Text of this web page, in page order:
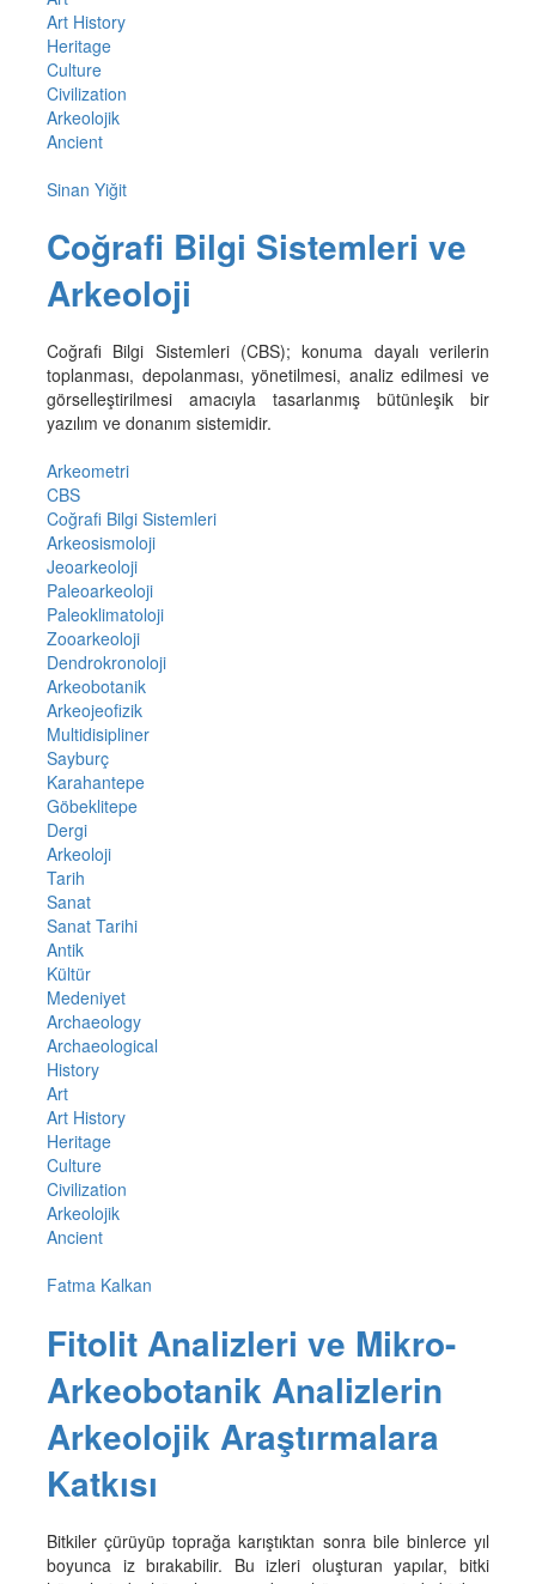
Art History
Heritage
Culture
Civilization
Arkeolojik
Ancient
Sinan Yiğit
Coğrafi Bilgi Sistemleri ve
Arkeoloji
Coğrafi Bilgi Sistemleri (CBS); konuma dayalı verilerin
toplanması, depolanması, yönetilmesi, analiz edilmesi ve
görselleştirilmesi amacıyla tasarlanmış bütünleşik bir
yazılım ve donanım sistemidir.
Arkeometri
CBS
Coğrafi Bilgi Sistemleri
Arkeosismoloji
Jeoarkeoloji
Paleoarkeoloji
Paleoklimatoloji
Zooarkeoloji
Dendrokronoloji
Arkeobotanik
Arkeojeofizik
Multidisipliner
Sayburç
Karahantepe
Göbeklitepe
Dergi
Arkeoloji
Tarih
Sanat
Sanat Tarihi
Antik
Kültür
Medeniyet
Archaeology
Archaeological
History
Art
Art History
Heritage
Culture
Civilization
Arkeolojik
Ancient
Fatma Kalkan
Fitolit Analizleri ve Mikro-
Arkeobotanik Analizlerin
Arkeolojik Araştırmalara
Katkısı
Bitkiler çürüyüp toprağa karıştıktan sonra bile binlerce yıl
boyunca iz bırakabilir. Bu izleri oluşturan yapılar, bitki